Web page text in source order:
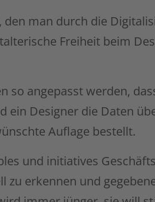
man durch die
Freiheit beim
so angepasst werden,
ein Designer die Daten
Auflage bestellt.
und initiatives
zu erkennen und